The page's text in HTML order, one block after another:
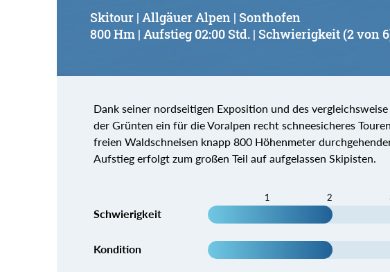
Skitour | Allgäuer Alpen | Sonthofen
800 Hm | Aufstieg 02:00 Std. | Schwierigkeit (2 von
Dank seiner nordseitigen Exposition und des
der Grünten ein für die Voralpen recht schneesicheres
freien Waldschneisen knapp 800 Höhenmeter
Aufstieg erfolgt zum großen Teil auf aufgelassen Skipisten.
1 2
Schwierigkeit
Kondition